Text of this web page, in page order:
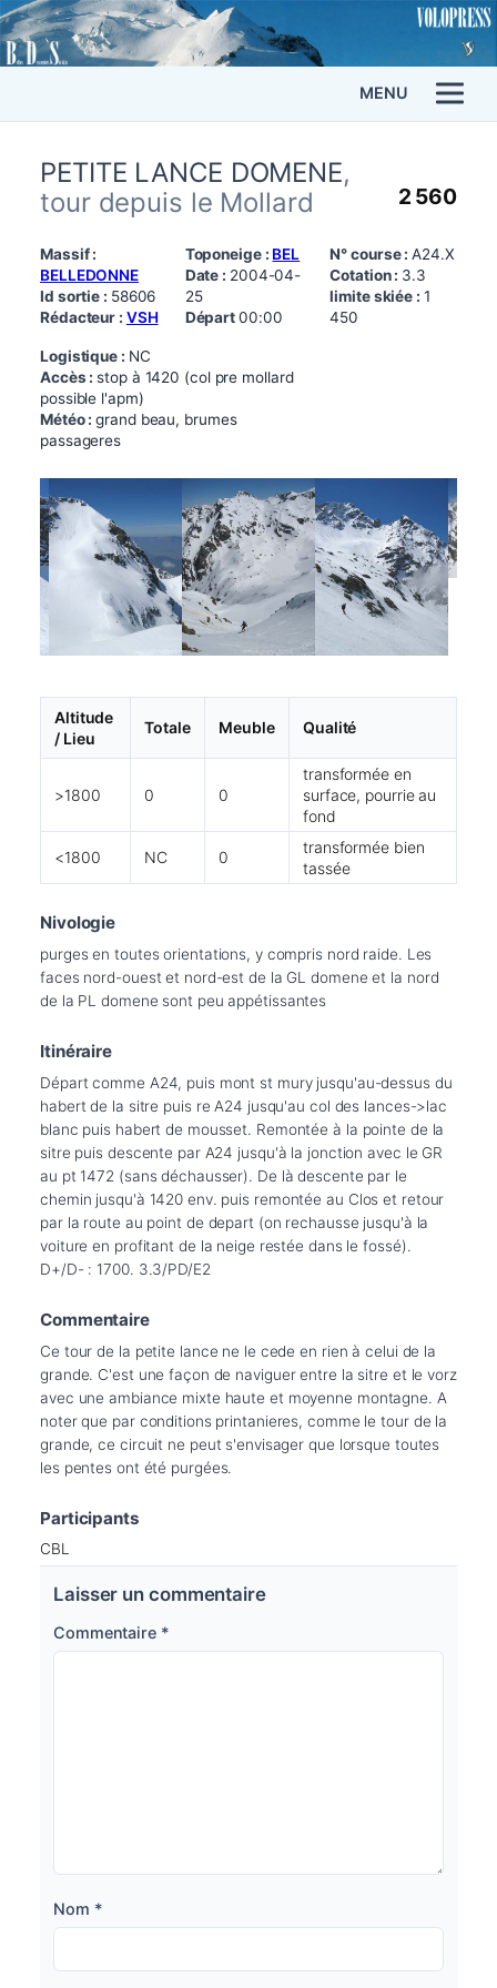
MENU
PETITE LANCE DOMENE,
tour depuis le Mollard
2 560
Massif :
BELLEDONNE
Id sortie : 58606
Rédacteur : VSH
Toponeige : BEL
Date : 2004-04-
25
Départ00:00
N° course :A24.X
Cotation : 3.3
limite skiée : 1
450
Logistique : NC
Accès :stop à 1420 (col pre mollard
possible l'apm)
Météo :grand beau, brumes
passageres
Altitude
/ Lieu
Totale Meuble Qualité
>1800 0 0
transformée en
surface, pourrie au
fond
<1800 NC 0
transformée bien
tassée
Nivologie
purges en toutes orientations, y compris nord raide. Les
faces nord-ouest et nord-est de la GL domene et la nord
de la PL domene sont peu appétissantes
Itinéraire
Départ comme A24, puis mont st mury jusqu'au-dessus du
habert de la sitre puis re A24 jusqu'au col des lances->lac
blanc puis habert de mousset. Remontée à la pointe de la
sitre puis descente par A24 jusqu'à la jonction avec le GR
au pt 1472 (sans déchausser). De là descente par le
chemin jusqu'à 1420 env. puis remontée au Clos et retour
par la route au point de depart (on rechausse jusqu'à la
voiture en profitant de la neige restée dans le fossé).
D+/D- : 1700. 3.3/PD/E2
Commentaire
Ce tour de la petite lance ne le cede en rien à celui de la
grande. C'est une façon de naviguer entre la sitre et le vorz
avec une ambiance mixte haute et moyenne montagne. A
noter que par conditions printanieres, comme le tour de la
grande, ce circuit ne peut s'envisager que lorsque toutes
les pentes ont été purgées.
Participants
CBL
Laisser un commentaire
Commentaire *
Nom *